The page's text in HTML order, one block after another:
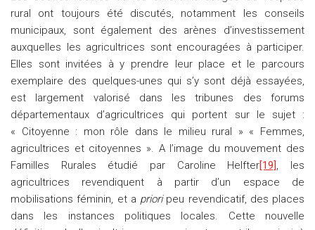
rural ont toujours été discutés, notamment les conseils
municipaux, sont également des arènes d’investissement
auxquelles les agricultrices sont encouragées à participer.
Elles sont invitées à y prendre leur place et le parcours
exemplaire des quelques-unes qui s’y sont déjà essayées,
est largement valorisé dans les tribunes des forums
départementaux d’agricultrices qui portent sur le sujet :
« Citoyenne : mon rôle dans le milieu rural » « Femmes,
agricultrices et citoyennes ». A l’image du mouvement des
Familles Rurales étudié par Caroline Helfter[19], les
agricultrices revendiquent à partir d’un espace de
mobilisations féminin, et a prioripeu revendicatif, des places
dans les instances politiques locales. Cette nouvelle